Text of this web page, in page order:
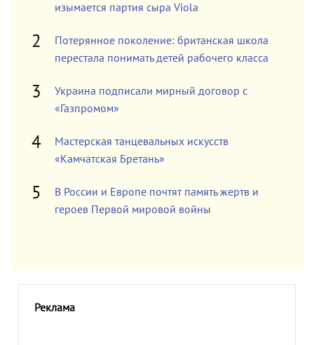
изымается партия сыра Viola
Потерянное поколение: британская школа
перестала понимать детей рабочего класса
Украина подписали мирный договор с
«Газпромом»
Мастерская танцевальных искусств
«Камчатская Бретань»
В России и Европе почтят память жертв и
героев Первой мировой войны
Реклама